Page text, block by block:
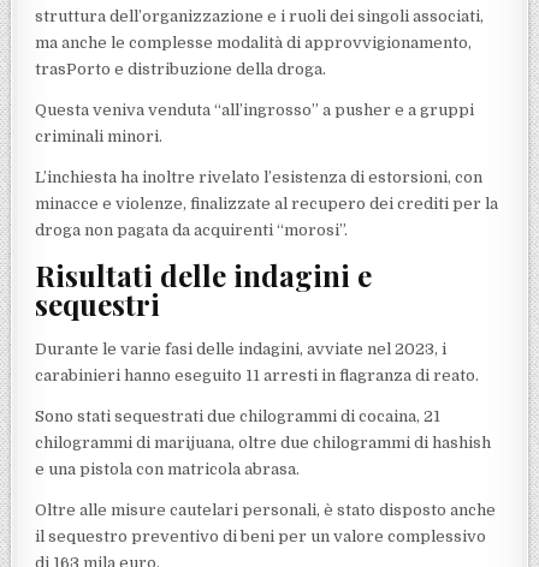
struttura dell’organizzazione e i ruoli dei singoli associati,
ma anche le complesse modalità di approvvigionamento,
trasPorto e distribuzione della droga.
Questa veniva venduta “all’ingrosso” a pusher e a gruppi
criminali minori.
L’inchiesta ha inoltre rivelato l’esistenza di estorsioni, con
minacce e violenze, finalizzate al recupero dei crediti per la
droga non pagata da acquirenti “morosi”.
Risultati delle indagini e
sequestri
Durante le varie fasi delle indagini, avviate nel 2023, i
carabinieri hanno eseguito 11 arresti in flagranza di reato.
Sono stati sequestrati due chilogrammi di cocaina, 21
chilogrammi di marijuana, oltre due chilogrammi di hashish
e una pistola con matricola abrasa.
Oltre alle misure cautelari personali, è stato disposto anche
il sequestro preventivo di beni per un valore complessivo
di 163 mila euro.